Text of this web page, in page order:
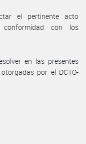
el pertinente acto
conformidad con los
en las presentes
por el DCTO-